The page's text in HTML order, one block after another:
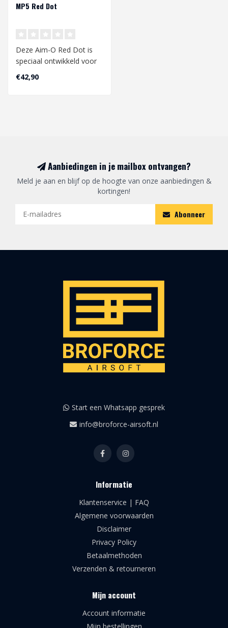
MP5 Red Dot
Deze Aim-O Red Dot is
speciaal ontwikkeld voor
de MP5 rail. Maak met
deze red do..
€42,90
Aanbiedingen in je mailbox ontvangen?
Meld je aan en blijf op de hoogte van onze aanbiedingen &
kortingen!
Abonneer
Start een Whatsapp gesprek
info@broforce-airsoft.nl
Informatie
Klantenservice | FAQ
Algemene voorwaarden
Disclaimer
Privacy Policy
Betaalmethoden
Verzenden & retourneren
Mijn account
Account informatie